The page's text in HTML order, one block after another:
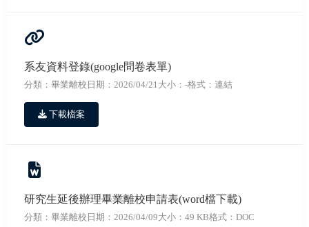
系友資料登錄(google問卷表單)
分類：畢業離校 日期：2026/04/21大小：-格式：連結
下載檔案
研究生延後辦理畢業離校申請表(word檔下載)
分類：畢業離校 日期：2026/04/09大小：49 KB格式：DOC